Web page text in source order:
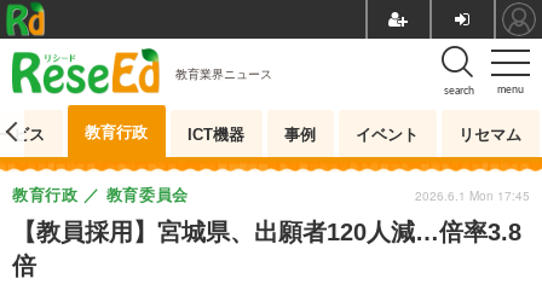
menu
search
教育業界ニュース
ビス 教育行政 ICT機器 事例 イベント リセマム
【教員採用】宮城県、出願者120人減…倍率3.8
倍
教育行政 教育委員会 2026.6.1 Mon 17:45